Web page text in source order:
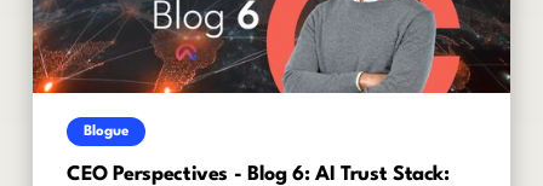
Blogue
CEO Perspectives - Blog 6: AI Trust Stack: